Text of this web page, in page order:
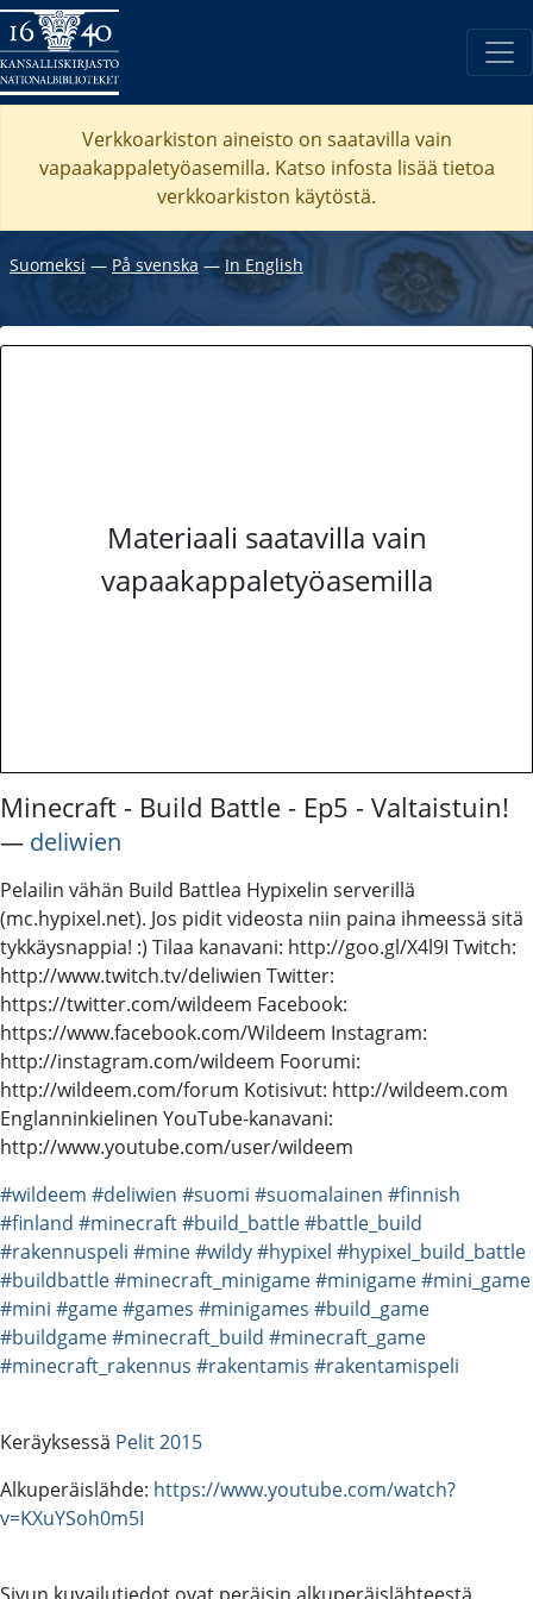
Verkkoarkiston aineisto on saatavilla vain
vapaakappaletyöasemilla. Katso infosta lisää tietoa
verkkoarkiston käytöstä.
Suomeksi ― På svenska ― In English
Materiaali saatavilla vain
vapaakappaletyöasemilla
Minecraft - Build Battle - Ep5 - Valtaistuin!
― deliwien
Pelailin vähän Build Battlea Hypixelin serverillä
(mc.hypixel.net). Jos pidit videosta niin paina ihmeessä sitä
tykkäysnappia! :) Tilaa kanavani: http://goo.gl/X4l9I Twitch:
http://www.twitch.tv/deliwien Twitter:
https://twitter.com/wildeem Facebook:
https://www.facebook.com/Wildeem Instagram:
http://instagram.com/wildeem Foorumi:
http://wildeem.com/forum Kotisivut: http://wildeem.com
Englanninkielinen YouTube-kanavani:
http://www.youtube.com/user/wildeem
#wildeem #deliwien #suomi #suomalainen #finnish
#finland #minecraft#build_battle#battle_build
#rakennuspeli #mine#wildy#hypixel #hypixel_build_battle
#buildbattle#minecraft_minigame#minigame#mini_game
#mini #game#games #minigames #build_game
#buildgame#minecraft_build #minecraft_game
#minecraft_rakennus #rakentamis #rakentamispeli
Keräyksessä Pelit 2015
Alkuperäislähde: https://www.youtube.com/watch?
v=KXuYSoh0m5I